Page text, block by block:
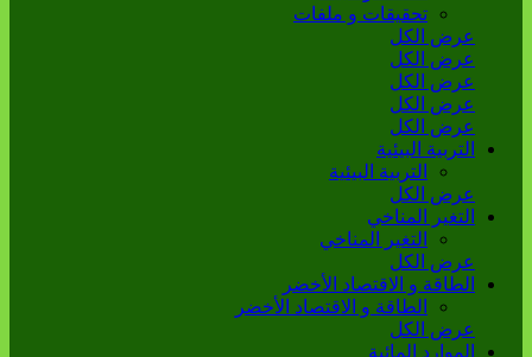
تحقيقات و ملفات
عرض الكل
عرض الكل
عرض الكل
عرض الكل
عرض الكل
التربية البيئية
التربية البيئية
عرض الكل
التغير المناخي
التغير المناخي
عرض الكل
الطاقة و الاقتصاد الأخضر
الطاقة و الاقتصاد الأخضر
عرض الكل
الموارد المائية